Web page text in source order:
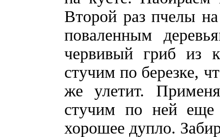
Второй раз пчелы
поваленным
червивый гриб из
стучим по березке,
же улетит.
стучим по ней еще
хорошее дупло.